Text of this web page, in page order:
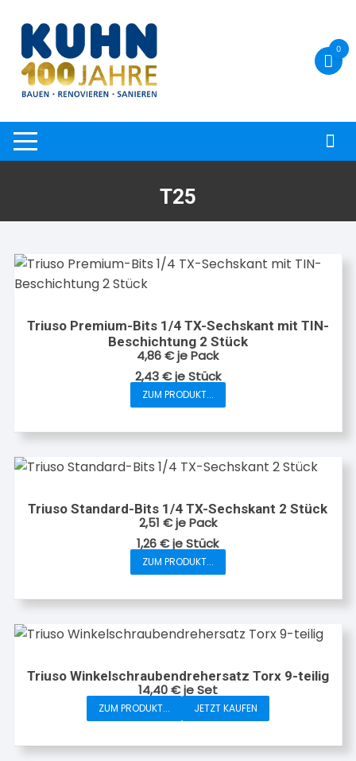
Inhalt
springen
0
T25
Triuso Premium-Bits 1/4 TX-Sechskant mit TIN-
Beschichtung 2 Stück
4,86€je Pack
2,43€jeStück
ZUM PRODUKT...
Dieses
weist
mehrere
Die
Optionen
können
auf
gewählt
Triuso Standard-Bits 1/4 TX-Sechskant 2 Stück
2,51 €je Pack
1,26€jeStück
ZUM PRODUKT...
Dieses
weist
mehrere
Die
Optionen
können
auf
Triuso Winkelschraubendrehersatz Torx 9-teilig
14,40€je Set
ZUM PRODUKT... JETZT KAUFEN